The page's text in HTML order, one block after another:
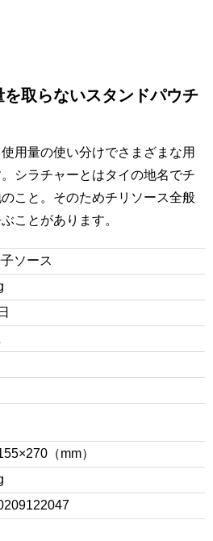
取らないスタンドパウチ
用量の使い分けでさまざまな用
シラチャーとはタイの地名でチ
こと。そのためチリソース全般
ことがあります。
ソース
（mm）